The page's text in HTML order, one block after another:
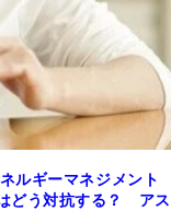
ルギーマネジメント
どう対抗する？ アス